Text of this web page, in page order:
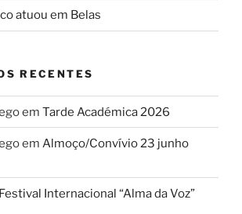
atuou em Belas
RECENTES
em Tarde Académica 2026
em Almoço/Convívio 23 junho
Internacional “Alma da Voz”